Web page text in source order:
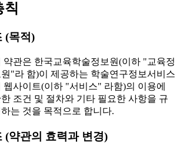
칙
(목적)
약관은 한국교육학술정보원(이하 "교육정
원"라 함)이 제공하는 학술연구정보서비스
웹사이트(이하 "서비스" 라함)의 이용에
조건 및 절차와 기타 필요한 사항을 규
는 것을 목적으로 합니다.
(약관의 효력과 변경)